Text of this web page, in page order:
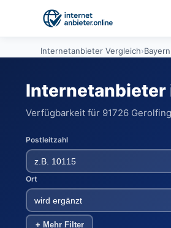
Internetanbieter Vergleich›Bayern
Internetanbieter
Verfügbarkeit für 91726
Postleitzahl
Ort
+ Mehr Filter